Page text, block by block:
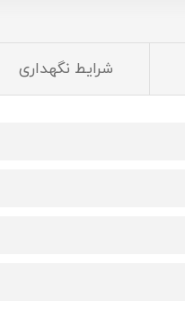
شرایط نگهداری